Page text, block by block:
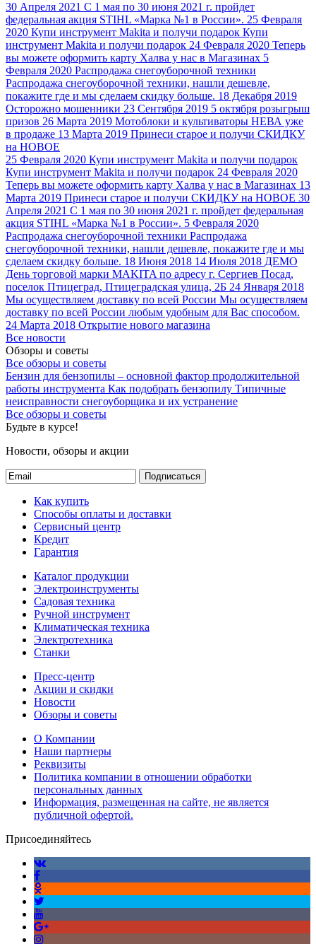
30 Апреля 2021 С 1 мая по 30 июня 2021 г. пройдет
федеральная акция STIHL «Марка №1 в России». 25 Февраля
2020 Купи инструмент Makita и получи подарок Купи
инструмент Makita и получи подарок 24 Февраля 2020 Теперь
вы можете оформить карту Халва у нас в Магазинах 5
Февраля 2020 Распродажа снегоуборочной техники
Распродажа снегоуборочной техники, нашли дешевле,
покажите где и мы сделаем скидку больше. 18 Декабря 2019
Осторожно мошенники 23 Сентября 2019 5 октября розыгрыш
призов 26 Марта 2019 Мотоблоки и культиваторы НЕВА уже
в продаже 13 Марта 2019 Принеси старое и получи СКИДКУ
на НОВОЕ
25 Февраля 2020 Купи инструмент Makita и получи подарок
Купи инструмент Makita и получи подарок 24 Февраля 2020
Теперь вы можете оформить карту Халва у нас в Магазинах 13
Марта 2019 Принеси старое и получи СКИДКУ на НОВОЕ 30
Апреля 2021 С 1 мая по 30 июня 2021 г. пройдет федеральная
акция STIHL «Марка №1 в России». 5 Февраля 2020
Распродажа снегоуборочной техники Распродажа
снегоуборочной техники, нашли дешевле, покажите где и мы
сделаем скидку больше. 18 Июня 2018 14 Июля 2018 ДЕМО
День торговой марки MAKITA по адресу г. Сергиев Посад,
поселок Птицеград, Птицеградская улица, 2Б 24 Января 2018
Мы осуществляем доставку по всей России Мы осуществляем
доставку по всей России любым удобным для Вас способом.
24 Марта 2018 Открытие нового магазина
Все новости
Обзоры и советы
Все обзоры и советы
Бензин для бензопилы – основной фактор продолжительной
работы инструмента Как подобрать бензопилу Типичные
неисправности снегоуборщика и их устранение
Все обзоры и советы
Будьте в курсе!
Новости, обзоры и акции
Подписаться
Как купить
Способы оплаты и доставки
Сервисный центр
Кредит
Гарантия
Каталог продукции
Электроинструменты
Садовая техника
Ручной инструмент
Климатическая техника
Электротехника
Станки
Пресс-центр
Акции и скидки
Новости
Обзоры и советы
О Компании
Наши партнеры
Реквизиты
Политика компании в отношении обработки
персональных данных
Информация, размещенная на сайте, не является
публичной офертой.
Присоединяйтесь